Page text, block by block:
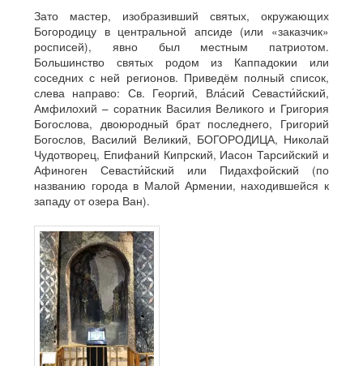
Зато мастер, изобразивший святых, окружающих
Богородицу в центральной апсиде (или «заказчик»
росписей), явно был местным патриотом.
Большинство святых родом из Каппадокии или
соседних с ней регионов. Приведём полный список,
слева направо: Св. Георгий, Вла́сий Севасти́йский,
Амфилохий – соратник Василия Великого и Григория
Богослова, двоюродный брат последнего, Григорий
Богослов, Василий Великий, БОГОРОДИЦА, Николай
Чудотворец, Епифаний Кипрский, Иасон Тарсийский и
Афиноген Севасти́йский или Пидахфойский (по
названию города в Малой Армении, находившейся к
западу от озера Ван).